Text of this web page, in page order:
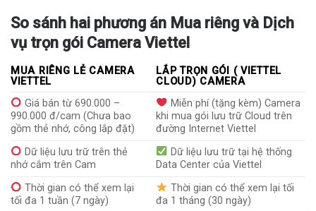
So sánh hai phương án Mua riêng và Dịch
vụ trọn gói Camera Viettel
MUA RIÊNG LẺ CAMERA
VIETTEL
LẮP TRỌN GÓI ( VIETTEL
CLOUD) CAMERA
Giá bán từ 690.000 –
990.000 đ/cam (Chưa bao
gồm thẻ nhớ, công lắp đặt)
Miễn phí (tặng kèm) Camera
khi mua gói lưu trữ Cloud trên
đường Internet Viettel
Dữ liệu lưu trữ trên thẻ
nhớ cắm trên Cam
Dữ liệu lưu trữ tại hệ thống
Data Center của Viettel
Thời gian có thể xem lại
tối đa 1 tuần (7 ngày)
Thời gian có thể xem lại tối
đa 1 tháng (30 ngày)